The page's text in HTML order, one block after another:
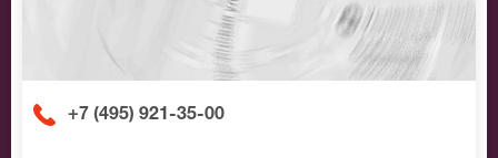
+7 (495) 921-35-00